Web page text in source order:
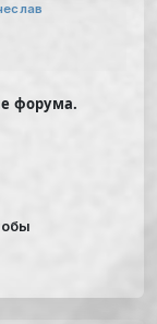
форума.